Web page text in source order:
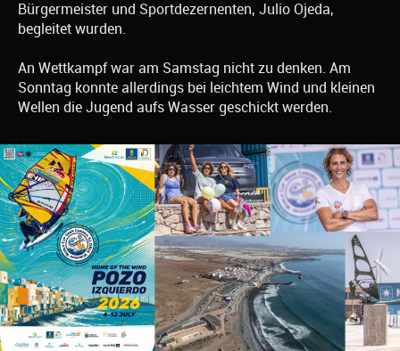
Bürgermeister und Sportdezernenten, Julio Ojeda,
begleitet wurden.
An Wettkampf war am Samstag nicht zu denken. Am
Sonntag konnte allerdings bei leichtem Wind und kleinen
Wellen die Jugend aufs Wasser geschickt werden.